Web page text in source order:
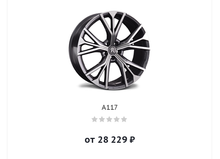
A117
от 28 229₽